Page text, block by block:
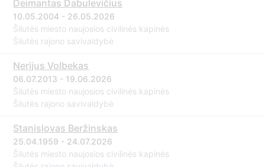
Deimantas Dabulevičius
10.05.2004 - 26.05.2026
Šilutės miesto naujosios civilinės kapinės
Šilutės rajono savivaldybė
Nerijus Volbekas
06.07.2013 - 19.06.2026
Šilutės miesto naujosios civilinės kapinės
Šilutės rajono savivaldybė
Stanislovas Beržinskas
25.04.1959 - 24.07.2026
Šilutės miesto naujosios civilinės kapinės